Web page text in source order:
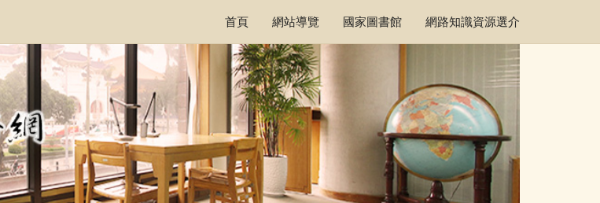
首頁
網站導覽 國家圖書館 網路知識資源選介